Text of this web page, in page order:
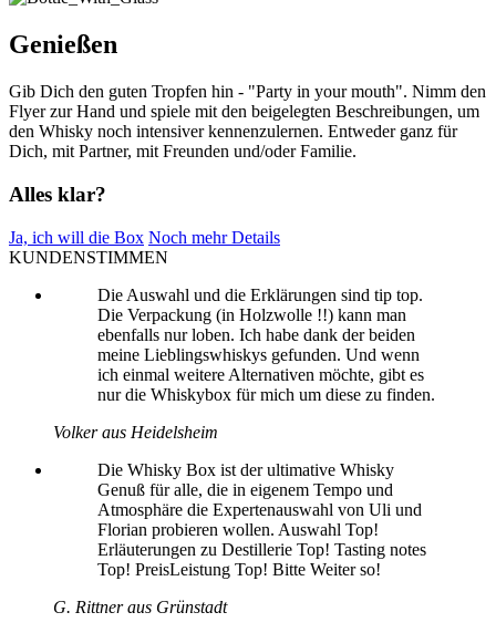
Genießen
Gib Dich den guten Tropfen hin - "Party in your mouth". Nimm den
Flyer zur Hand und spiele mit den beigelegten Beschreibungen, um
den Whisky noch intensiver kennenzulernen. Entweder ganz für
Dich, mit Partner, mit Freunden und/oder Familie.
Alles klar?
Ja, ich will die Box Noch mehr Details
KUNDENSTIMMEN
Die Auswahl und die Erklärungen sind tip top.
Die Verpackung (in Holzwolle !!) kann man
ebenfalls nur loben. Ich habe dank der beiden
meine Lieblingswhiskys gefunden. Und wenn
ich einmal weitere Alternativen möchte, gibt es
nur die Whiskybox für mich um diese zu finden.
Volker aus Heidelsheim
Die Whisky Box ist der ultimative Whisky
Genuß für alle, die in eigenem Tempo und
Atmosphäre die Expertenauswahl von Uli und
Florian probieren wollen. Auswahl Top!
Erläuterungen zu Destillerie Top! Tasting notes
Top! PreisLeistung Top! Bitte Weiter so!
G. Rittner aus Grünstadt